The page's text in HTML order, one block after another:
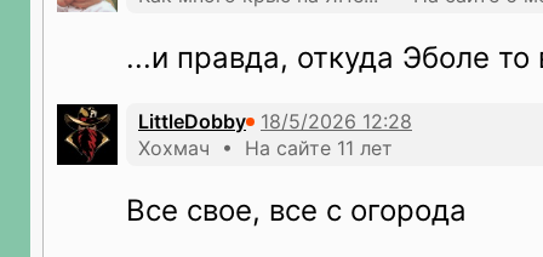
...и правда, откуда Эболе то
LittleDobby
Хохмач • На сайте 11 лет
Все свое, все с огорода